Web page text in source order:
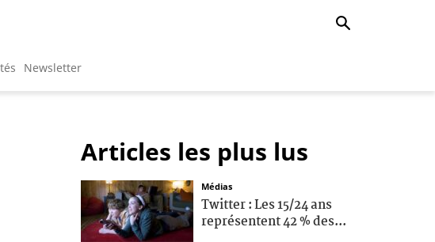
Newsletter
Articles les plus lus
Médias
Twitter : Les 15/24 ans
représentent 42 % des...